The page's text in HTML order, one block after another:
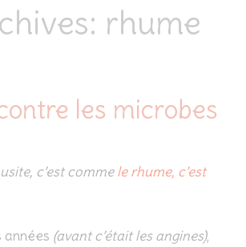
rhume
les microbes
c’est commele rhume, c’est
années (avant c’était les angines),